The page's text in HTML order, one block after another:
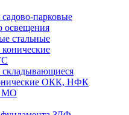
парковые
освещения
стальные
ОКК, НФК
МО